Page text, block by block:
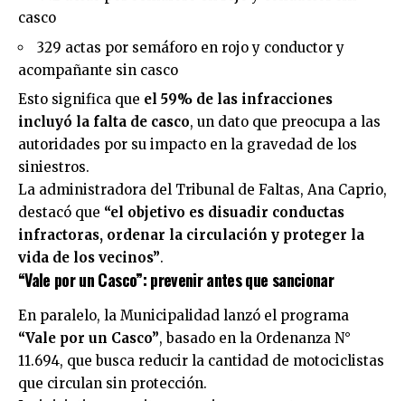
casco
329 actas por semáforo en rojo y conductor y
acompañante sin casco
Esto significa que el 59% de las infracciones
incluyó la falta de casco, un dato que preocupa a las
autoridades por su impacto en la gravedad de los
siniestros.
La administradora del Tribunal de Faltas, Ana Caprio,
destacó que “el objetivo es disuadir conductas
infractoras, ordenar la circulación y proteger la
vida de los vecinos”.
“Vale por un Casco”: prevenir antes que sancionar
En paralelo, la Municipalidad lanzó el programa
“Vale por un Casco”, basado en la Ordenanza N°
11.694, que busca reducir la cantidad de motociclistas
que circulan sin protección.